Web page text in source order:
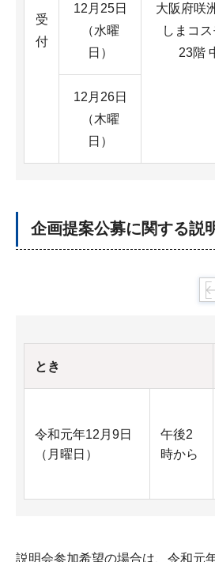
受
付
大阪府咲
しまコス
23階
12月25日
（水曜
日）
12月26日
（木曜
日）
企画提案公募に関する説
とき
令和元年12月9日
（月曜日）
午後2
時から
説明会参加希望の場合は、令和元